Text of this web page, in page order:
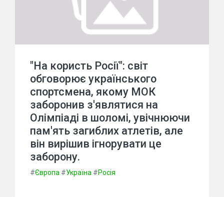
"На користь Росії": світ
обговорює українського
спортсмена, якому МОК
заборонив з'являтися на
Олімпіаді в шоломі, увічнюючи
пам'ять загиблих атлетів, але
він вирішив ігнорувати це
заборону.
#Європа #Україна #Росія